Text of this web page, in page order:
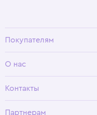
Покупателям
Условия возврата
О нас
Программа лояльности
Контакты
Партнерам